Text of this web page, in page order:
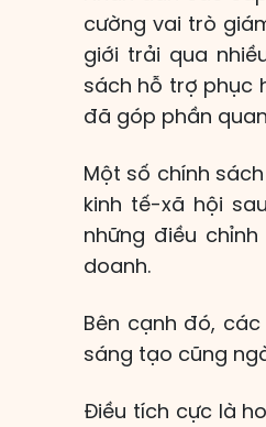
cường vai trò
giới trải qua
sách hỗ trợ phục
đã góp phần
Một số chính
kinh tế-xã hội
những điều
doanh.
Bên cạnh đó,
sáng tạo cũng
Điều tích cực là